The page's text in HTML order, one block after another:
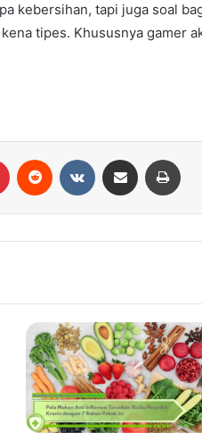
kebersihan, tapi juga soal
tipes. Khususnya gamer